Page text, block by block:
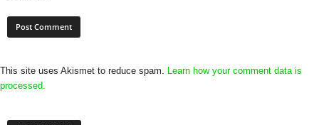
This site uses Akismet to reduce spam. Learn how your comment data is
processed.